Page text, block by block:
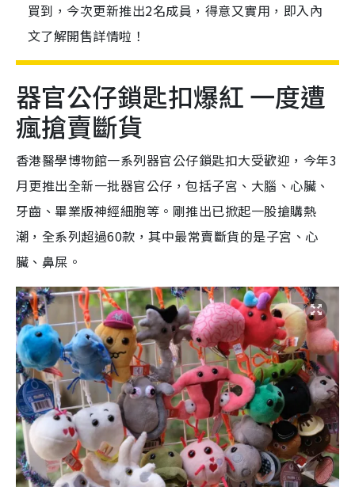
買到，今次更新推出2名成員，得意又實用，即入內
文了解開售詳情啦！
器官公仔鎖匙扣爆紅 一度遭
瘋搶賣斷貨
香港醫學博物館一系列器官公仔鎖匙扣大受歡迎，今年3
月更推出全新一批器官公仔，包括子宮、大腦、心臟、
牙齒、畢業版神經細胞等。剛推出已掀起一股搶購熱
潮，全系列超過60款，其中最常賣斷貨的是子宮、心
臟、鼻屎。